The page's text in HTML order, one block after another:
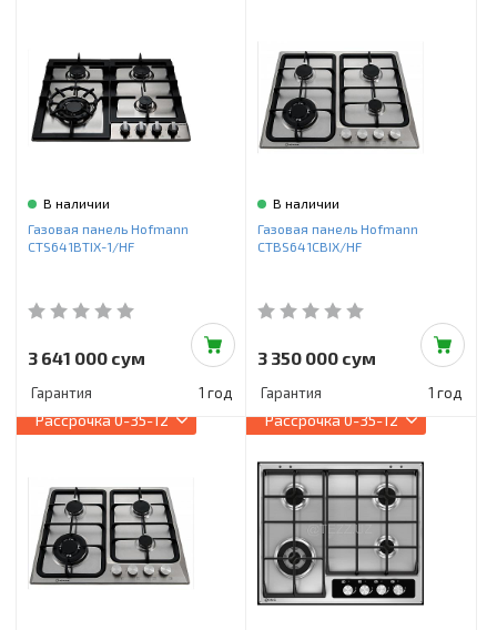
В наличии
Газовая панель Hofmann
CTS641BTIX-1/HF
3 641 000 сум
Гарантия 1 год
В наличии
Газовая панель Hofmann
CTBS641CBIX/HF
3 350 000 сум
Гарантия 1 год
Рассрочка0-35-12 Рассрочка0-35-12